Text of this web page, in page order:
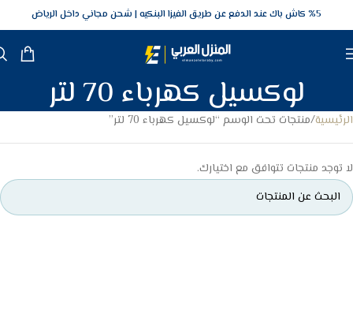
5‎% كاش باك عند الدفع عن طريق الفيزا البنكيه شحن مجاني داخل الرياض
لوكسيل كهرباء 70 لتر
الرئيسية منتجات تحت الوسم “لوكسيل كهرباء 70 لتر”
لا توجد منتجات تتوافق مع اختيارك.